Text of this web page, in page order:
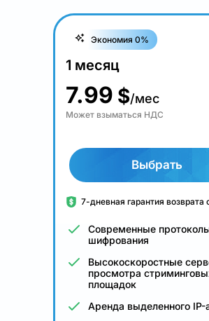
Экономия 0%
1 месяц
7.99 $/мес
Может взыматься НДС
Выбрать
7-дневная гарантия возврата
Современные
шифрования
Высокоскоростные
просмотра
площадок
Аренда выделенного IP-